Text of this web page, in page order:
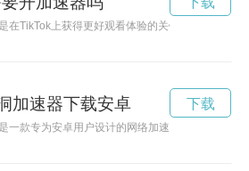
在TikTok上获得更好观看体验的关键。但是选择
加速器下载安卓
一款专为安卓用户设计的网络加速应用，能够帮
下载